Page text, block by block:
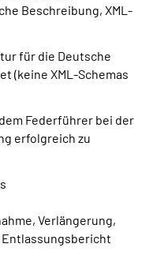
Beschreibung, XML-
für die Deutsche
(keine XML-Schemas
Federführer bei der
erfolgreich zu
Verlängerung,